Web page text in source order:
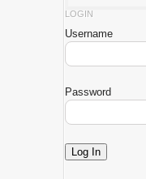
LOGIN
Username
Password